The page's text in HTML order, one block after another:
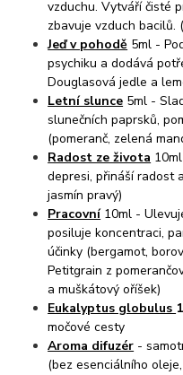
vzduchu. Vytváří čisté
zbavuje vzduch bacilů.
Jeď v pohodě 5ml -
psychiku a dodává
Douglasová jedle a
Letní slunce 5ml -
slunečních paprsků,
(pomeranč, zelená
Radost ze života
depresi, přináší radost
jasmín pravý)
Pracovní10ml -
posiluje koncentraci,
účinky (bergamot,
Petitgrain z
a muškátový oříšek)
Eukalyptus globulus
močové cesty
Aroma difuzér -
(bez esenciálního